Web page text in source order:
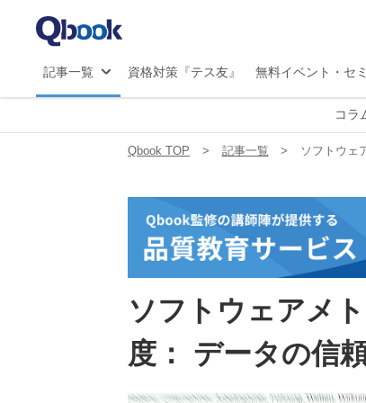
記事一覧 資格対策『テス友』 無料イベント・セ
コラ
Qbook TOP 記事一覧 ソフトウェ
ソフトウェアメ
度： データの信